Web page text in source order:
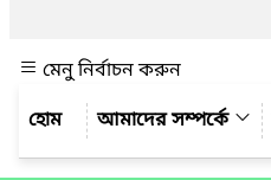
মেনু নির্বাচন করুন
আমাদের সম্পর্কে